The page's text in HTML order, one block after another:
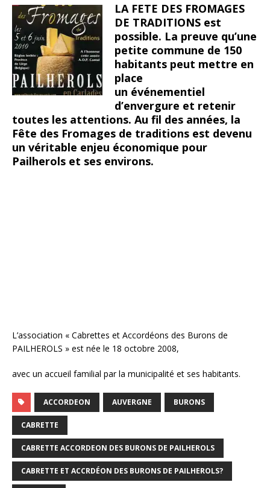
LA FETE DES FROMAGES
DE TRADITIONS est
possible. La preuve qu’une
petite commune de 150
habitants peut mettre en
place
un événementiel
d’envergure et retenir
toutes les attentions. Au fil des années, la
Fête des Fromages de traditions est devenu
un véritable enjeu économique pour
Pailherols et ses environs.
L’association « Cabrettes et Accordéons des Burons de
PAILHEROLS » est née le 18 octobre 2008,
avec un accueil familial par la municipalité et ses habitants.
ACCORDEON AUVERGNE BURONS
CABRETTE
CABRETTE ACCORDEON DES BURONS DE PAILHEROLS
CABRETTE ET ACCRDÉON DES BURONS DE PAILHEROLS?